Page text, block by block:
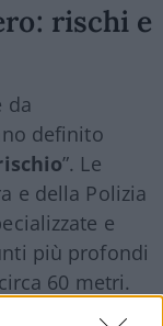
rischi e
da
definito
”. Le
e della Polizia
e
più profondi
60 metri.